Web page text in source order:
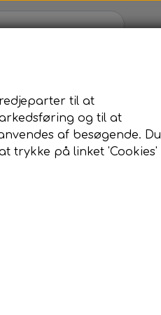
dele
motorer
til at
og til at
af besøgende. Du
trykke på linket 'Cookies'